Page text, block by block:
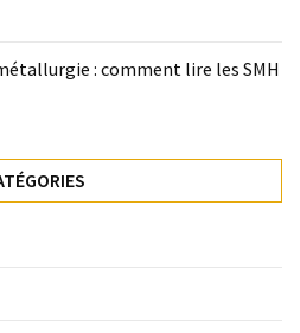
: comment lire les SMH